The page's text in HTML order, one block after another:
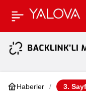
Haberler 3.
Genç Yaşta
Son Verdi